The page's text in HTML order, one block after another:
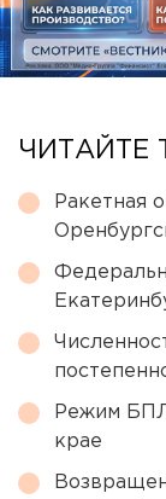
ЧИТАЙТЕ
Ракетная
Режим
крае